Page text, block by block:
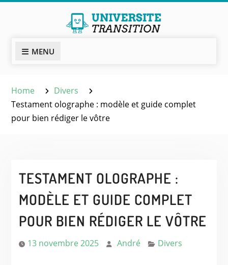
MENU
Home
Divers
Testament olographe : modèle et guide complet
pour bien rédiger le vôtre
TESTAMENT OLOGRAPHE :
MODÈLE ET GUIDE COMPLET
POUR BIEN RÉDIGER LE VÔTRE
13 novembre 2025 André Divers